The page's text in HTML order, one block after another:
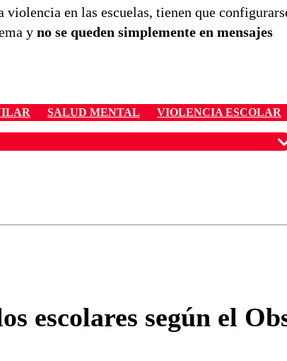
en las escuelas, tienen que
y no se queden simplemente en mensajes
SALUD MENTAL VIOLENCIA ESCOLAR
escolares según el